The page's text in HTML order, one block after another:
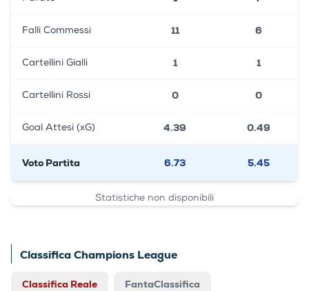
Falli Commessi 11 6
Cartellini Gialli 1 1
Cartellini Rossi 0 0
Goal Attesi (xG) 4.39 0.49
Voto Partita 6.73 5.45
Statistiche non disponibili
Classifica Champions League
Classifica Reale FantaClassifica